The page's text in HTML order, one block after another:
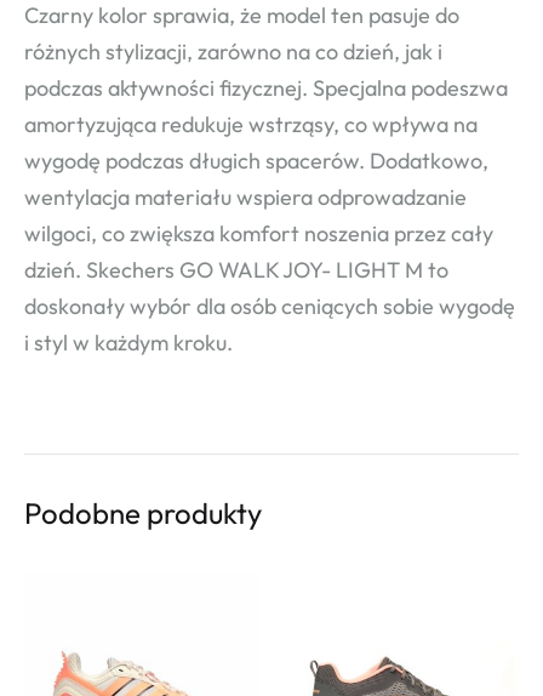
Czarny kolor sprawia, że model ten pasuje do
różnych stylizacji, zarówno na co dzień, jak i
podczas aktywności fizycznej. Specjalna podeszwa
amortyzująca redukuje wstrząsy, co wpływa na
wygodę podczas długich spacerów. Dodatkowo,
wentylacja materiału wspiera odprowadzanie
wilgoci, co zwiększa komfort noszenia przez cały
dzień. Skechers GO WALK JOY- LIGHT M to
doskonały wybór dla osób ceniących sobie wygodę
i styl w każdym kroku.
Podobne produkty